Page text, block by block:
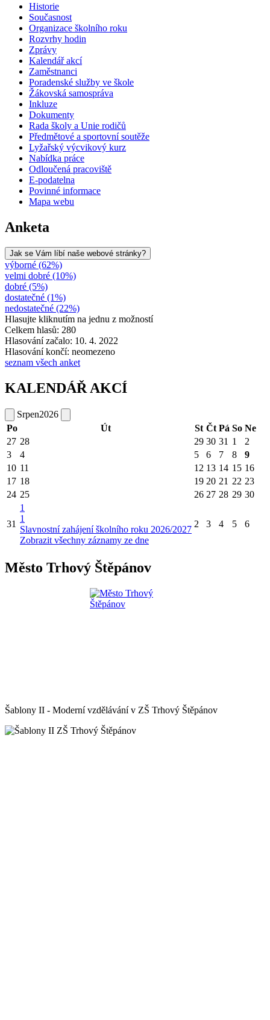
Historie
Současnost
Organizace školního roku
Rozvrhy hodin
Zprávy
Kalendář akcí
Zaměstnanci
Poradenské služby ve škole
Žákovská samospráva
Inkluze
Dokumenty
Rada školy a Unie rodičů
Předmětové a sportovní soutěže
Lyžařský výcvikový kurz
Nabídka práce
Odloučená pracoviště
E-podatelna
Povinné informace
Mapa webu
Anketa
Jak se Vám líbí naše webové stránky?
výborné (62%)
velmi dobré (10%)
dobré (5%)
dostatečné (1%)
nedostatečné (22%)
Hlasujte kliknutím na jednu z možností
Celkem hlasů: 280
Hlasování začalo: 10. 4. 2022
Hlasování končí: neomezeno
seznam všech anket
KALENDÁŘ AKCÍ
Srpen2026
Po
Út St Čt Pá So Ne
27 28 29 30 31 1
2
3
4 5 6 7 8
9
10 11 12 13 14 15 16
17 18 19 20 21 22 23
24 25 26 27 28 29 30
31
1
1
Slavnostní zahájení školního roku 2026/2027
Zobrazit všechny záznamy ze dne
2 3 4 5 6
Město Trhový Štěpánov
Šablony II - Moderní vzdělávání v ZŠ Trhový Štěpánov